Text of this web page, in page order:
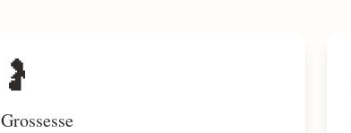
🤰
Grossesse